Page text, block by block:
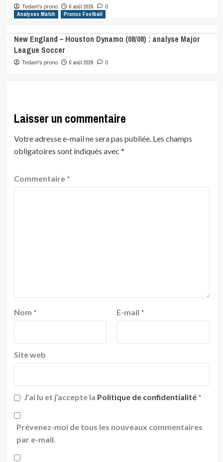
Tedam's prono 6 août 2026 0
Analyses Match Pronos Football
New England – Houston Dynamo (08/08) : analyse Major
League Soccer
Tedam's prono 6 août 2026 0
Laisser un commentaire
Votre adresse e-mail ne sera pas publiée. Les champs
obligatoires sont indiqués avec *
Commentaire *
Nom * E-mail *
Site web
J’ai lu et j’accepte la Politique de confidentialité *
Prévenez-moi de tous les nouveaux commentaires
par e-mail.